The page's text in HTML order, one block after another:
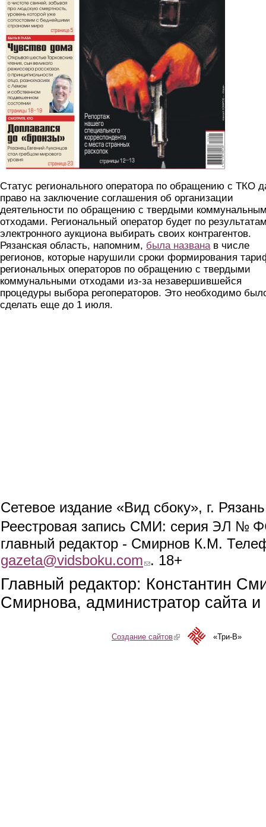
Статус регионального оператора по обращению с ТКО
право на заключение соглашения об организации
деятельности по обращению с твердыми
отходами. Региональный оператор будет по
электронного аукциона выбирать своих контрагентов.
Рязанская область, напомним, была названав числе
регионов, которые нарушили сроки формирования
региональных операторов по обращению с твердыми
коммунальными отходами из-за незавершившейся
процедуры выбора регоператоров. Это необходимо
сделать еще до 1 июля.
Сетевое издание «Вид сбоку», г.
Реестровая запись СМИ: серия ЭЛ №
главный редактор - Смирнов К.М.
gazeta@vidsboku.com (link sends e-mail)
. 18+
Главный редактор: Константин
Смирнова, администратор сайта
Создание сайтов(link is external)«Три-В»